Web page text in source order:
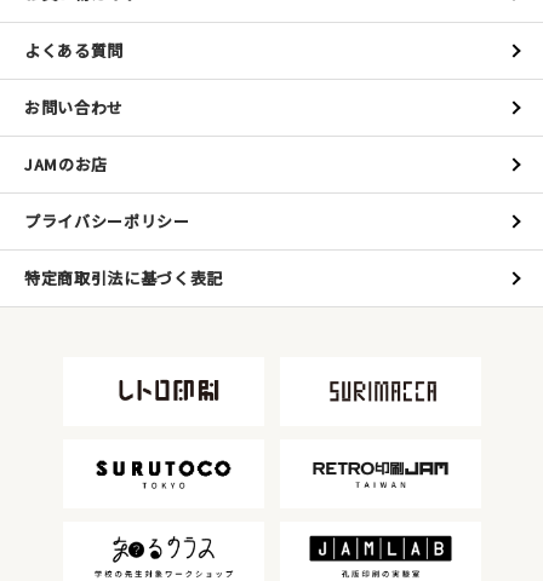
よくある質問
お問い合わせ
JAMのお店
プライバシーポリシー
特定商取引法に基づく表記